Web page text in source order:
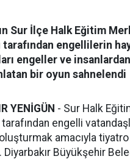
Sur İlçe Halk Eğitim
tarafından engellilerin
engeller ve
bir oyun sahnelendi
YENİGÜN - Sur Halk
engelli
oluşturmak amacıyla
Diyarbakır Büyükşehir